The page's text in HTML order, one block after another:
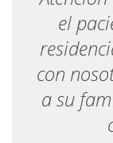
el
con
a su